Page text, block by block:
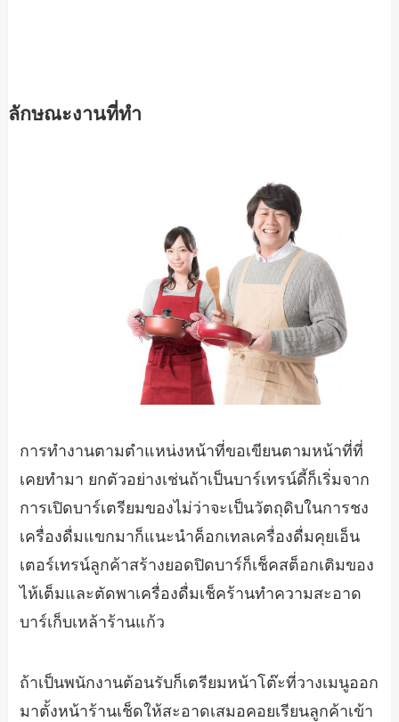
ลักษณะงานที่ทำ
การทำงานตามตำแหน่งหน้าที่ขอเขียนตามหน้าที่ที่
เคยทำมา ยกตัวอย่างเช่นถ้าเป็นบาร์เทรน์ดี้ก็เริ่มจาก
การเปิดบาร์เตรียมของไม่ว่าจะเป็นวัตถุดิบในการชง
เครื่องดื่มแขกมาก็แนะนำค็อกเทลเครื่องดื่มคุยเอ็น
เตอร์เทรน์ลูกค้าสร้างยอดปิดบาร์ก็เช็คสต็อกเติมของ
ไห้เต็มและตัดพาเครื่องดื่มเช็คร้านทำความสะอาด
บาร์เก็บเหล้าร้านแก้ว
ถ้าเป็นพนักงานต้อนรับก็เตรียมหน้าโต๊ะที่วางเมนูออก
มาตั้งหน้าร้านเช็ดให้สะอาดเสมอคอยเรียนลูกค้าเข้า